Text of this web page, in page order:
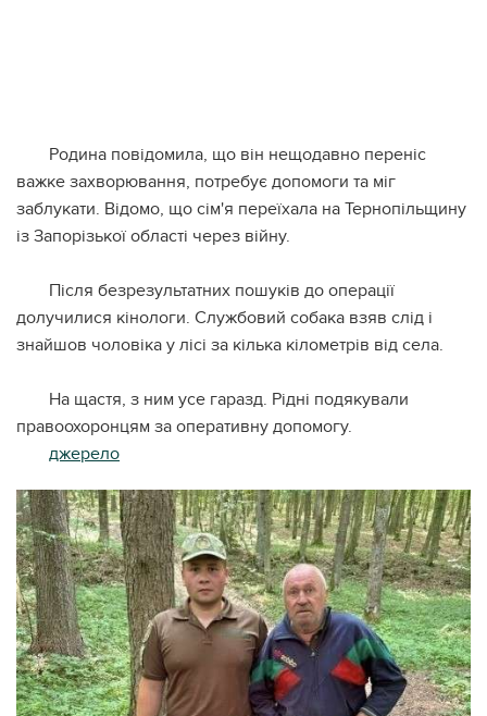
Родина повідомила, що він нещодавно переніс
важке захворювання, потребує допомоги та міг
заблукати. Відомо, що сім'я переїхала на Тернопільщину
із Запорізької області через війну.
Після безрезультатних пошуків до операції
долучилися кінологи. Службовий собака взяв слід і
знайшов чоловіка у лісі за кілька кілометрів від села.
На щастя, з ним усе гаразд. Рідні подякували
правоохоронцям за оперативну допомогу.
джерело